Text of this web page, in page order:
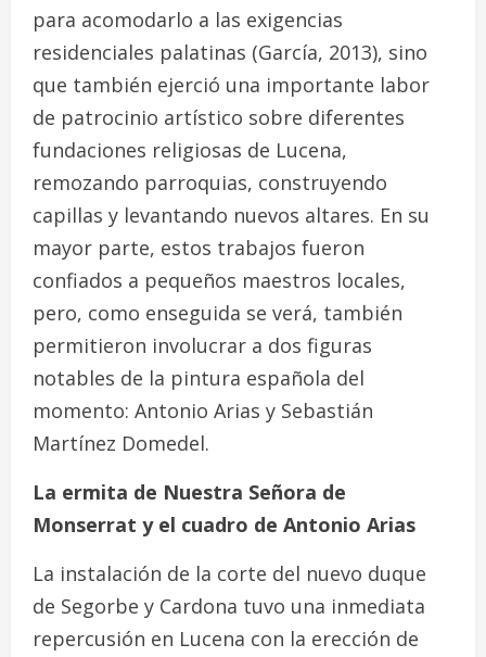
para acomodarlo a las exigencias
residenciales palatinas (García, 2013), sino
que también ejerció una importante labor
de patrocinio artístico sobre diferentes
fundaciones religiosas de Lucena,
remozando parroquias, construyendo
capillas y levantando nuevos altares. En su
mayor parte, estos trabajos fueron
confiados a pequeños maestros locales,
pero, como enseguida se verá, también
permitieron involucrar a dos figuras
notables de la pintura española del
momento: Antonio Arias y Sebastián
Martínez Domedel.
La ermita de Nuestra Señora de
Monserrat y el cuadro de Antonio Arias
La instalación de la corte del nuevo duque
de Segorbe y Cardona tuvo una inmediata
repercusión en Lucena con la erección de